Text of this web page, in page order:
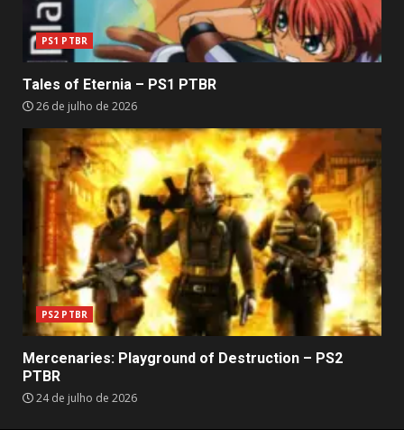
PS1 PTBR
Tales of Eternia – PS1 PTBR
26 de julho de 2026
PS2 PTBR
Mercenaries: Playground of Destruction – PS2
PTBR
24 de julho de 2026